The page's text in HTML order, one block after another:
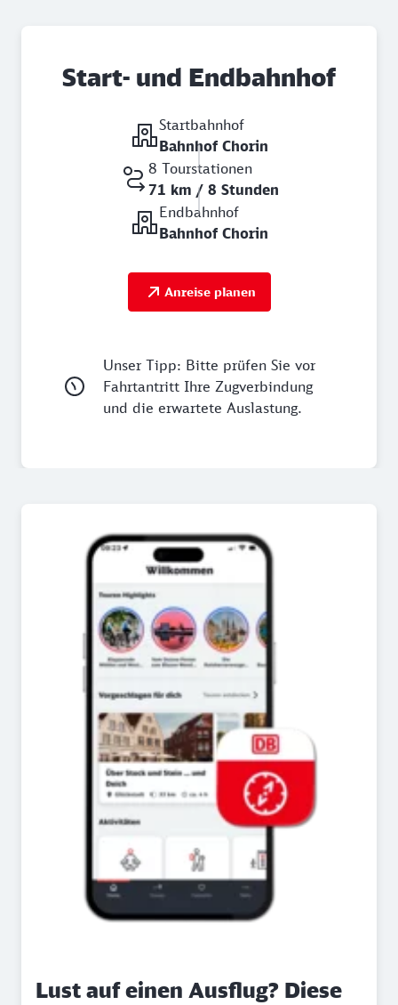
Start- und Endbahnhof
Startbahnhof
Bahnhof Chorin
8 Tourstationen
71 km / 8 Stunden
Endbahnhof
Bahnhof Chorin
Anreise planen
Unser Tipp: Bitte prüfen Sie vor
Fahrtantritt Ihre Zugverbindung
und die erwartete Auslastung.
Lust auf einen Ausflug? Diese